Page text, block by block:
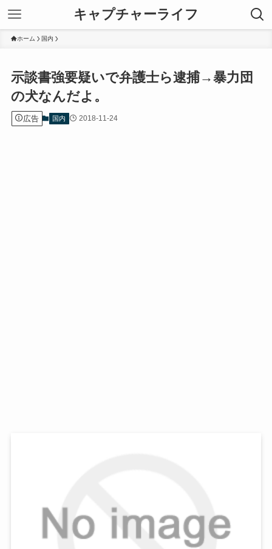
キャプチャーライフ
ホーム 国内
示談書強要疑いで弁護士ら逮捕→暴力団
の犬なんだよ。
広告 国内 2018-11-24